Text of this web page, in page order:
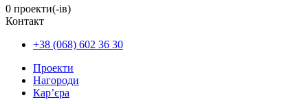
0 проекти(-ів)
Контакт
+38 (068) 602 36 30
Проекти
Нагороди
Кар’єра